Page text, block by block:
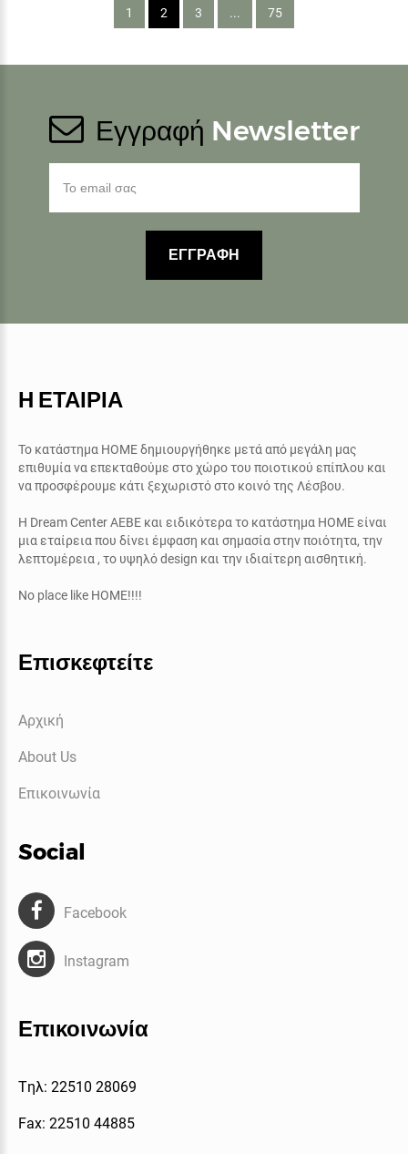
1 2 3 ... 75
Εγγραφή Newsletter
ΕΓΓΡΑΦΗ
Η ΕΤΑΙΡΙΑ
Το κατάστημα ΗΟΜΕ δημιουργήθηκε μετά από μεγάλη μας
επιθυμία να επεκταθούμε στο χώρο του ποιοτικού επίπλου και
να προσφέρουμε κάτι ξεχωριστό στο κοινό της Λέσβου.
Η Dream Center AEBE και ειδικότερα το κατάστημα ΗΟΜΕείναι
μια εταίρεια που δίνει έμφαση και σημασία στην ποιότητα, την
λεπτομέρεια , το υψηλόdesign και την ιδιαίτερη αισθητική.
No place like HOME!!!!
Επισκεφτείτε
Αρχική
About Us
Επικοινωνία
Social
Facebook
Instagram
Επικοινωνία
Tηλ: 22510 28069
Fax: 22510 44885